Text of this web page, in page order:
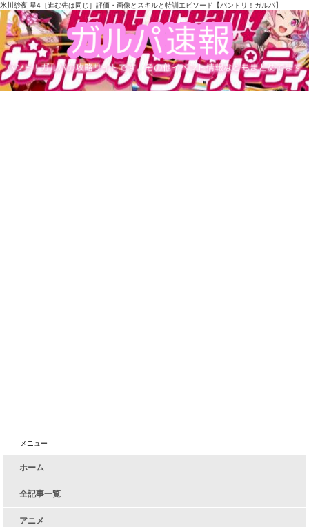
氷川紗夜 星4［進む先は同じ］評価・画像とスキルと特訓エピソード【バンドリ！ガルパ】
メニュー
ホーム
全記事一覧
アニメ